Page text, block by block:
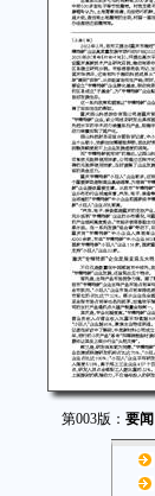
第003版： 要闻